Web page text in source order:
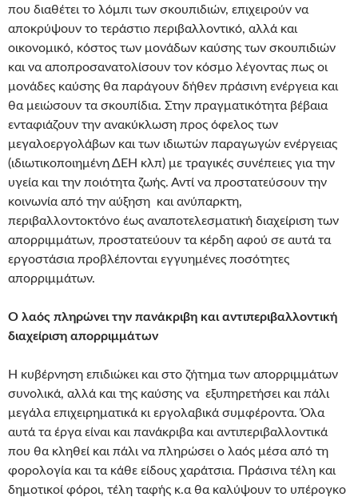
που διαθέτει το λόμπι των σκουπιδιών, επιχειρούν να
αποκρύψουν το τεράστιο περιβαλλοντικό, αλλά και
οικονομικό, κόστος των μονάδων καύσης των σκουπιδιών
και να αποπροσανατολίσουν τον κόσμο λέγοντας πως οι
μονάδες καύσης θα παράγουν δήθεν πράσινη ενέργεια και
θα μειώσουν τα σκουπίδια. Στην πραγματικότητα βέβαια
ενταφιάζουν την ανακύκλωση προς όφελος των
μεγαλοεργολάβων και των ιδιωτών παραγωγών ενέργειας
(ιδιωτικοποιημένη ΔΕΗ κλπ) με τραγικές συνέπειες για την
υγεία και την ποιότητα ζωής. Αντί να προστατεύσουν την
κοινωνία από την αύξηση και ανύπαρκτη,
περιβαλλοντοκτόνο έως αναποτελεσματική διαχείριση των
απορριμμάτων, προστατεύουν τα κέρδη αφού σε αυτά τα
εργοστάσια προβλέπονται εγγυημένες ποσότητες
απορριμμάτων.
Ο λαός πληρώνει την πανάκριβη και αντιπεριβαλλοντική
διαχείριση απορριμμάτων
Η κυβέρνηση επιδιώκει και στο ζήτημα των απορριμμάτων
συνολικά, αλλά και της καύσης να εξυπηρετήσει και πάλι
μεγάλα επιχειρηματικά κι εργολαβικά συμφέροντα. Όλα
αυτά τα έργα είναι και πανάκριβα και αντιπεριβαλλοντικά
που θα κληθεί και πάλι να πληρώσει ο λαός μέσα από τη
φορολογία και τα κάθε είδους χαράτσια. Πράσινα τέλη και
δημοτικοί φόροι, τέλη ταφής κ.α θα καλύψουν το υπέρογκο